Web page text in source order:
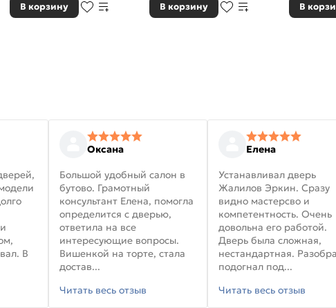
В корзину В корзину В
В
Оксана
Большой удобный салон в
бутово. Грамотный
консультант Елена, помогла
определится с дверью,
ответила на все
интересующие вопросы.
Вишенкой на торте, стала
достав...
Читать весь отзыв
Елена
Устанавливал дверь
Жалилов Эркин. Сразу
видно мастерсво и
компетентность. Очень
довольна его работой.
Дверь была сложная,
нестандартная.
подогнал под...
Читать весь отзыв